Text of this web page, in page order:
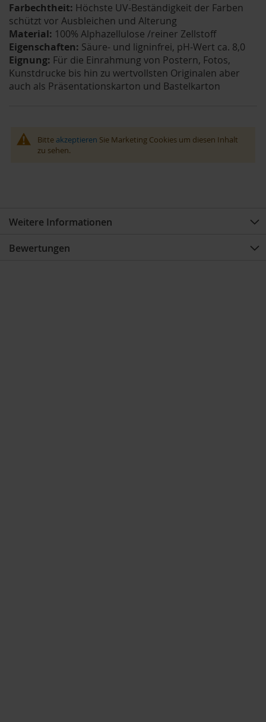
Farbechtheit: Höchste UV-Beständigkeit der Farben
schützt vor Ausbleichen und Alterung
Material: 100% Alphazellulose /reiner Zellstoff
Eigenschaften: Säure- und ligninfrei, pH-Wert ca. 8,0
Eignung: Für die Einrahmung von Postern, Fotos,
Kunstdrucke bis hin zu wertvollsten Originalen aber
auch als Präsentationskarton und Bastelkarton
Bitte akzeptieren Sie Marketing Cookies um diesen Inhalt
zu sehen.
Weitere Informationen
Bewertungen